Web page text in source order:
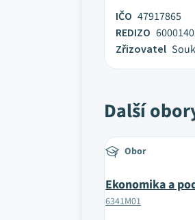
IČO 47917865
REDIZO
Zřizovatel
Další
Obor
Ekonomika a
6341M01